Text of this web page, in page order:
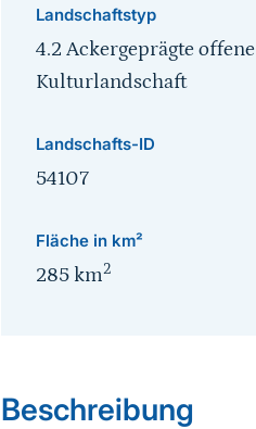
Landschaftstyp
4.2 Ackergeprägte offene
Kulturlandschaft
Landschafts-ID
54107
Fläche in km²
285 km2
Beschreibung